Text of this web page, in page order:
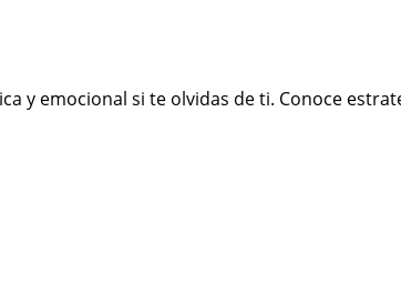
y emocional si te olvidas de ti. Conoce